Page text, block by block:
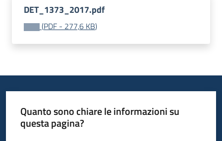
Piani
Programmi
Progetti
Fondo
sociale
europeo
DET_1373_2017.pdf
(PDF - 277,6 KB)
Quanto sono chiare le informazioni su
questa pagina?